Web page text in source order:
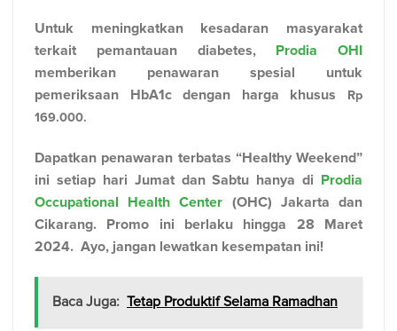
Untuk meningkatkan kesadaran masyarakat
terkait pemantauan diabetes, Prodia OHI
memberikan penawaran spesial untuk
pemeriksaan HbA1c dengan harga khusus Rp
169.000.
Dapatkan penawaran terbatas “Healthy Weekend”
ini setiap hari Jumat dan Sabtu hanya di Prodia
Occupational Health Center (OHC) Jakarta dan
Cikarang. Promo ini berlaku hingga 28 Maret
2024. Ayo, jangan lewatkan kesempatan ini!
Baca Juga: Tetap Produktif Selama Ramadhan